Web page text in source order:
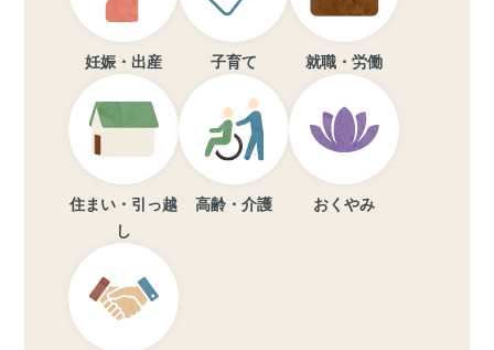
妊娠・出産 子育て 就職・労働
住まい・引っ越
し
高齢・介護 おくやみ